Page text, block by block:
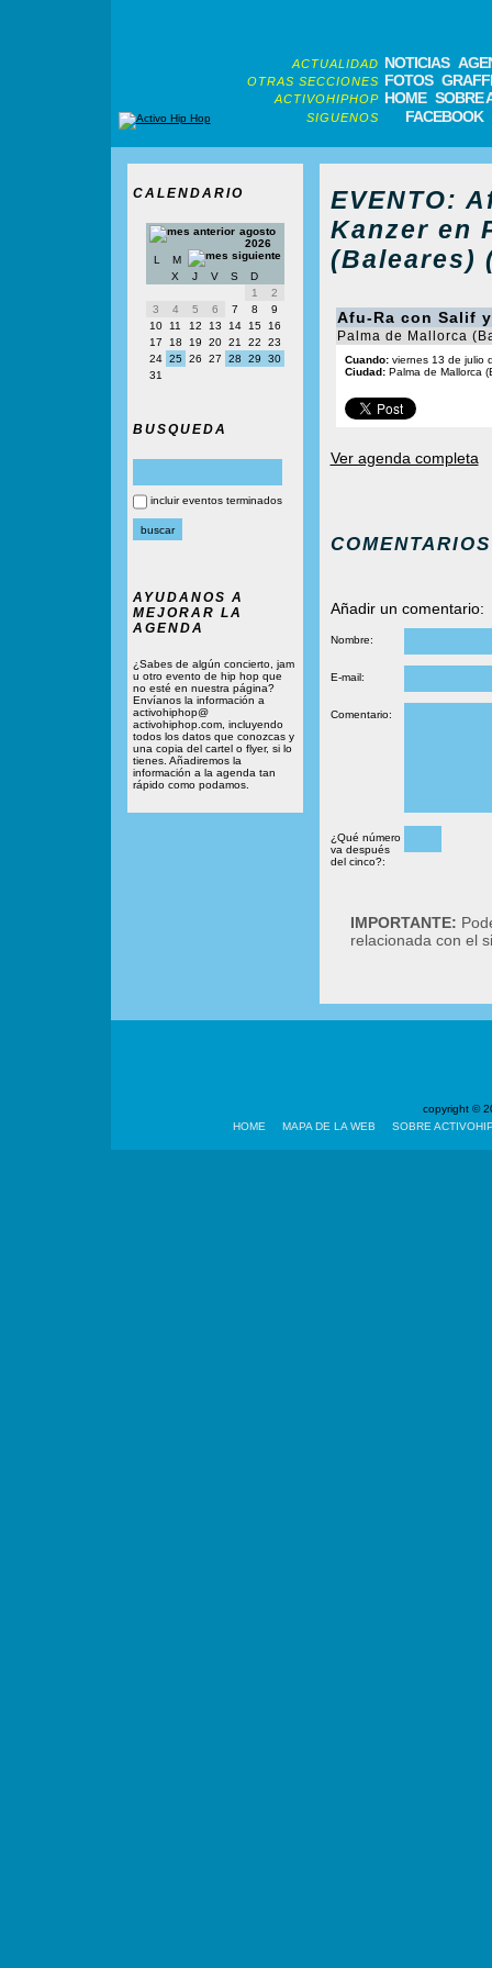
ACTUALIDAD NOTICIAS
OTRAS SECCIONES FOTOS
ACTIVOHIPHOP HOME SOBRE
SIGUENOS FACEBOOK
CALENDARIO
agosto
2026
L
M
X
J V S
D
1
2
3
4 5 6 7 8
9
10
11 12 13 14 15
16
17
18 19 20 21 22
23
24 25 26 27 28 29
30
31
BUSQUEDA
incluir eventos terminados
AYUDANOS A
MEJORAR LA
AGENDA
¿Sabes de algún concierto, jam
u otro evento de hip hop que
no esté en nuestra página?
Envíanos la información a
activohiphop@
activohiphop.com, incluyendo
todos los datos que conozcas y
una copia del cartel o flyer, si lo
tienes. Añadiremos la
información a la agenda tan
rápido como podamos.
EVENTO:
Kanzer en
(Baleares)
Afu-Ra con Salif
Palma de Mallorca
Cuando:viernes 13 de julio
Ciudad:Palma de Mallorca
Ver agenda completa
COMENTARIOS
Añadir un comentario:
Nombre:
E-mail:
Comentario:
¿Qué número
va después
del cinco?:
IMPORTANTE:
relacionada con el
copyright ©
HOME
MAPA DE LA WEB SOBRE